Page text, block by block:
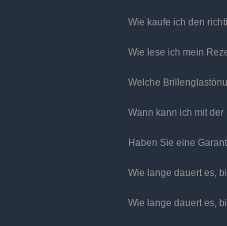
Wie kaufe ich den
Wie lese ich mein
Welche
Wann kann ich mit
Haben Sie eine
Wie lange dauert es,
Wie lange dauert es,